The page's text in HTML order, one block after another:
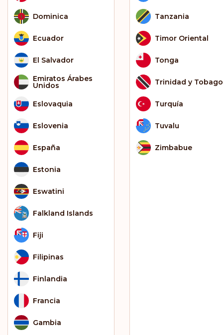
Dominica
Ecuador
El Salvador
Emiratos Árabes
Unidos
Eslovaquia
Eslovenia
España
Estonia
Eswatini
Falkland Islands
Fiji
Filipinas
Finlandia
Francia
Gambia
Tanzania
Timor Oriental
Tonga
Trinidad y Tobago
Turquía
Tuvalu
Zimbabue